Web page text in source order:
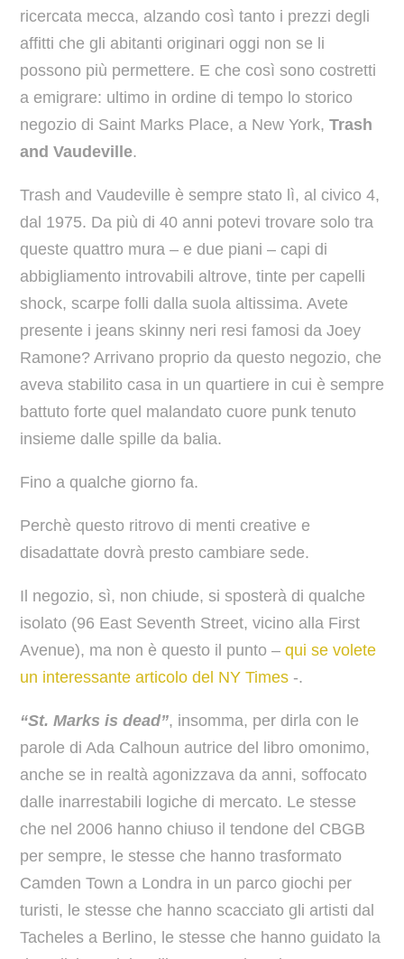
ricercata mecca, alzando così tanto i prezzi degli
affitti che gli abitanti originari oggi non se li
possono più permettere. E che così sono costretti
a emigrare: ultimo in ordine di tempo lo storico
negozio di Saint Marks Place, a New York, Trash
and Vaudeville.
Trash and Vaudeville è sempre stato lì, al civico 4,
dal 1975. Da più di 40 anni potevi trovare solo tra
queste quattro mura – e due piani – capi di
abbigliamento introvabili altrove, tinte per capelli
shock, scarpe folli dalla suola altissima. Avete
presente i jeans skinny neri resi famosi da Joey
Ramone? Arrivano proprio da questo negozio, che
aveva stabilito casa in un quartiere in cui è sempre
battuto forte quel malandato cuore punk tenuto
insieme dalle spille da balia.
Fino a qualche giorno fa.
Perchè questo ritrovo di menti creative e
disadattate dovrà presto cambiare sede.
Il negozio, sì, non chiude, si sposterà di qualche
isolato (96 East Seventh Street, vicino alla First
Avenue), ma non è questo il punto – qui se volete
un interessante articolo del NY Times-.
“St. Marks is dead”, insomma, per dirla con le
parole di Ada Calhoun autrice del libro omonimo,
anche se in realtà agonizzava da anni, soffocato
dalle inarrestabili logiche di mercato. Le stesse
che nel 2006 hanno chiuso il tendone del CBGB
per sempre, le stesse che hanno trasformato
Camden Town a Londra in un parco giochi per
turisti, le stesse che hanno scacciato gli artisti dal
Tacheles a Berlino, le stesse che hanno guidato la